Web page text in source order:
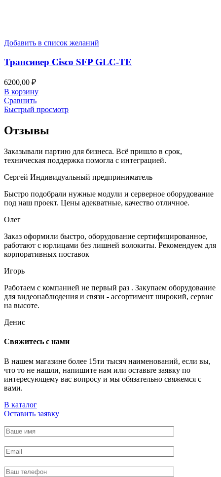
Добавить в список желаний
Трансивер Cisco SFP GLC-TE
6200,00 ₽
В корзину
Сравнить
Быстрый просмотр
Отзывы
Заказывали партию для бизнеса. Всё пришло в срок,
техническая поддержка помогла с интеграцией.
Сергей Индивидуальный предприниматель
Быстро подобрали нужные модули и серверное оборудование
под наш проект. Цены адекватные, качество отличное.
Олег
Заказ оформили быстро, оборудование сертифицированное,
работают с юрлицами без лишней волокиты. Рекомендуем для
корпоративных поставок
Игорь
Работаем с компанией не первый раз . Закупаем оборудование
для видеонаблюдения и связи - ассортимент широкий, сервис
на высоте.
Денис
Свяжитесь с нами
В нашем магазине более 15ти тысяч наименований, если вы,
что то не нашли, напишите нам или оставьте заявку по
интересующему вас вопросу и мы обязательно свяжемся с
вами.
В каталог
Оставить заявку